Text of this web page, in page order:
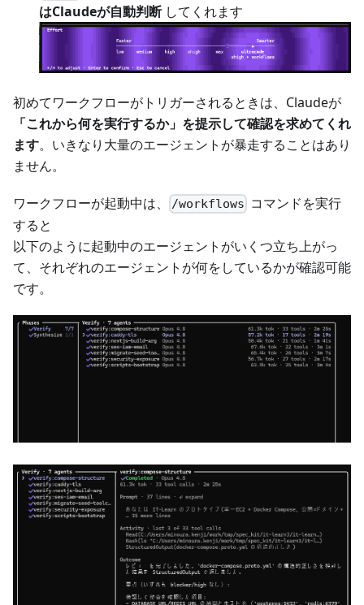
はClaudeが自動判断してくれます
初めてワークフローがトリガーされるときは、Claudeが
「これから何を実行するか」を提示して確認を求めてくれ
ます。いきなり大量のエージェントが暴走することはあり
ません。
ワークフローが起動中は、 /workflows コマンドを実行
すると
以下のように起動中のエージェントがいくつ立ち上がっ
て、それぞれのエージェントが何をしているかが確認可能
です。